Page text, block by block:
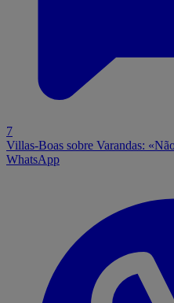
7
Villas-Boas sobre Varandas:
WhatsApp